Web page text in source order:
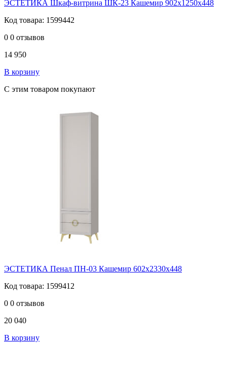
ЭСТЕТИКА Шкаф-витрина ШК-23 Кашемир 902х1250х448
Код товара: 1599442
0 0 отзывов
14 950
В корзину
С этим товаром покупают
ЭСТЕТИКА Пенал ПН-03 Кашемир 602х2330х448
Код товара: 1599412
0 0 отзывов
20 040
В корзину